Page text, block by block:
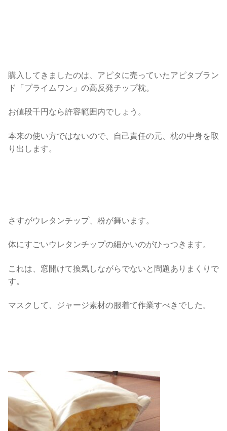
購入してきましたのは、アピタに売っていたアピタブラン
ド「プライムワン」の高反発チップ枕。
お値段千円なら許容範囲内でしょう。
本来の使い方ではないので、自己責任の元、枕の中身を取
り出します。
さすがウレタンチップ、粉が舞います。
体にすごいウレタンチップの細かいのがひっつきます。
これは、窓開けて換気しながらでないと問題ありまくりで
す。
マスクして、ジャージ素材の服着て作業すべきでした。